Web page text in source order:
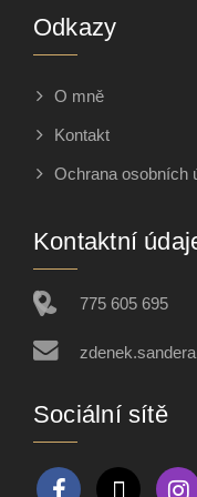
Odkazy
O mně
Kontakt
Ochrana osobních
Kontaktní
775 605 695
Sociální sítě